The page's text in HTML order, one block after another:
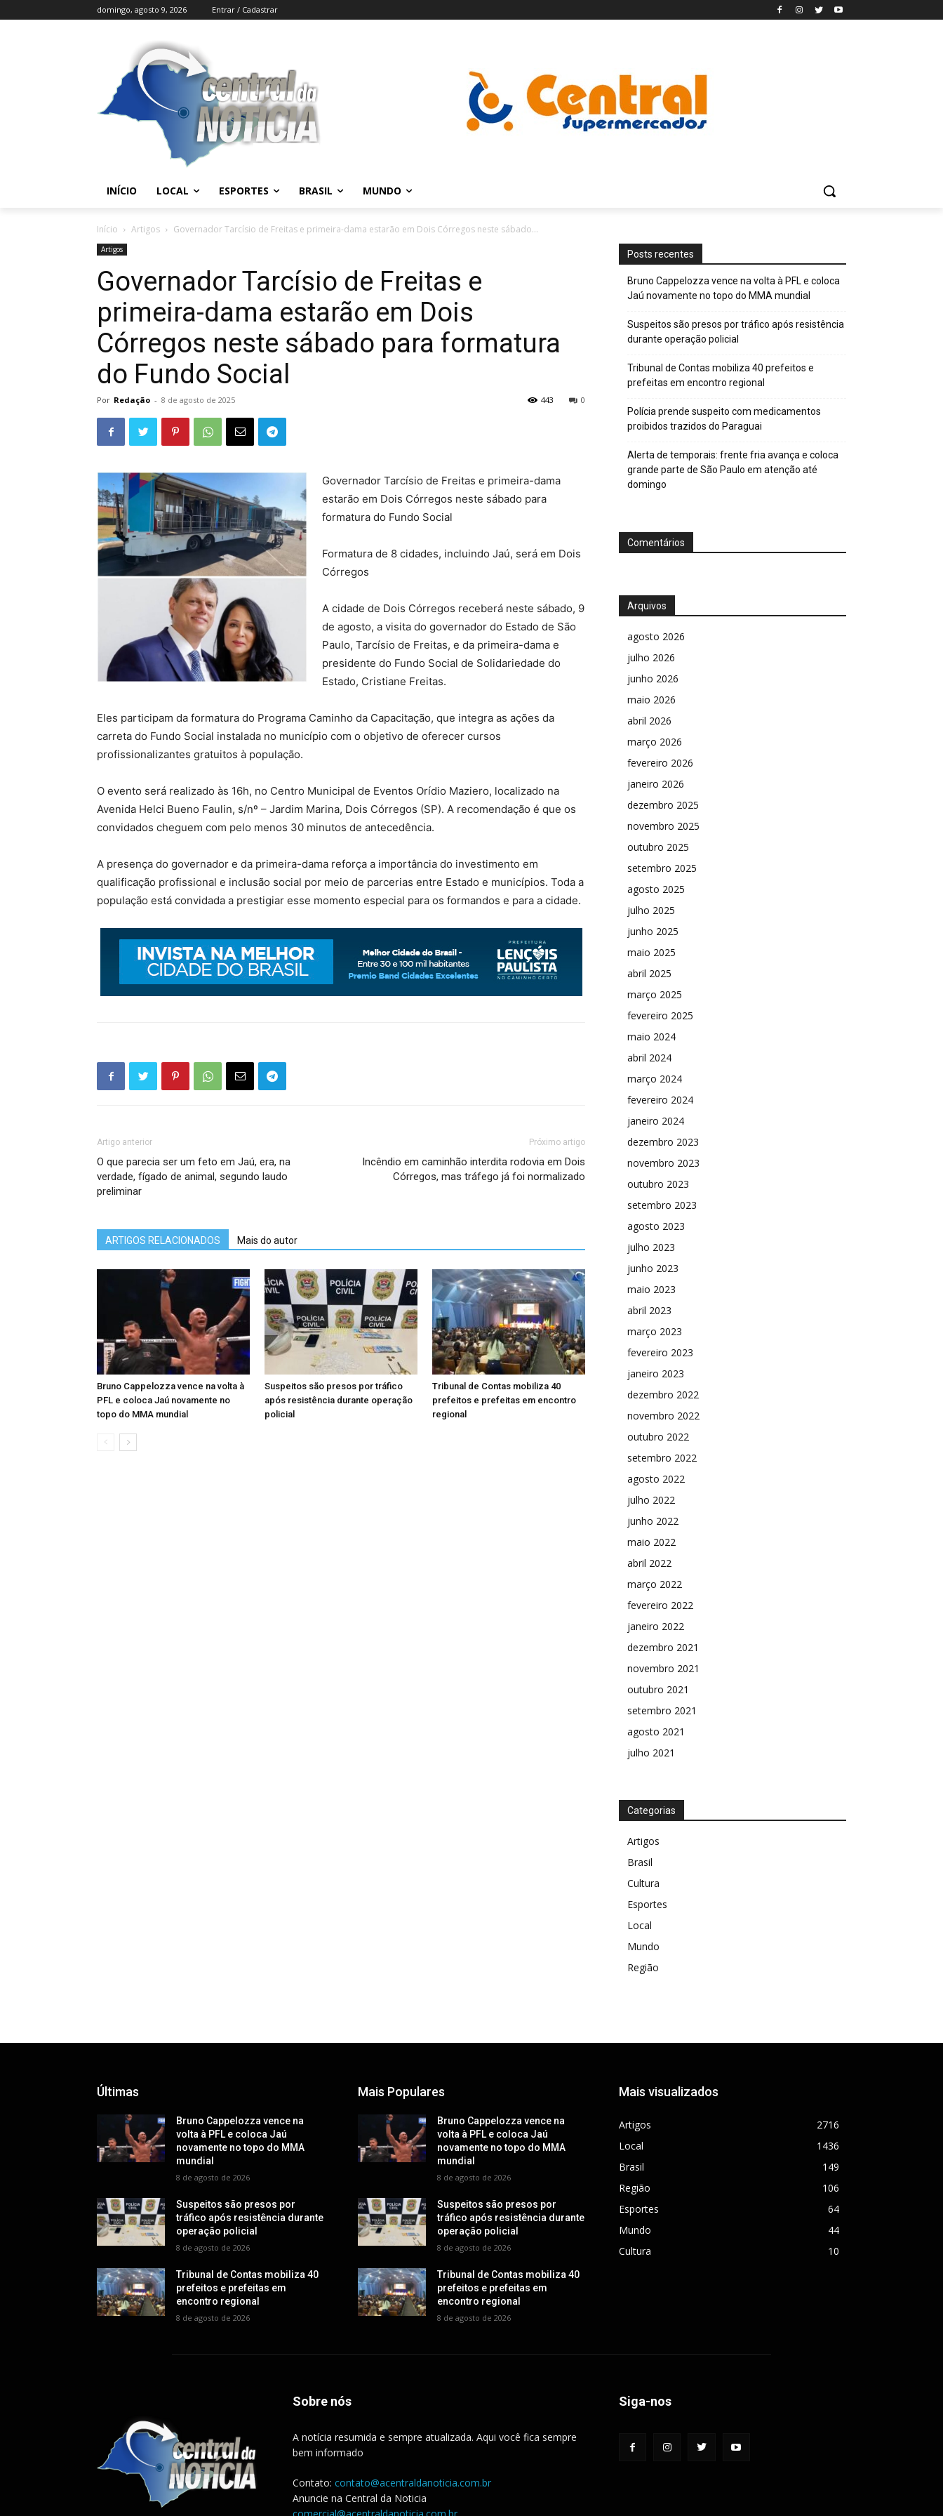
domingo, agosto 9, 2026 Entrar / Cadastrar
INÍCIO LOCAL ESPORTES BRASIL MUNDO
Início Artigos Governador Tarcísio de Freitas e primeira-dama estarão em Dois Córregos neste sábado...
Artigos
Governador Tarcísio de Freitas e
primeira-dama estarão em Dois
Córregos neste sábado para formatura
do Fundo Social
Por Redação - 8 de agosto de 2025 0
443
Governador Tarcísio de Freitas e primeira-dama
estarão em Dois Córregos neste sábado para
formatura do Fundo Social
Formatura de 8 cidades, incluindo Jaú, será em Dois
Córregos
A cidade de Dois Córregos receberá neste sábado, 9
de agosto, a visita do governador do Estado de São
Paulo, Tarcísio de Freitas, e da primeira-dama e
presidente do Fundo Social de Solidariedade do
Estado, Cristiane Freitas.
Eles participam da formatura do Programa Caminho da Capacitação, que integra as ações da
carreta do Fundo Social instalada no município com o objetivo de oferecer cursos
profissionalizantes gratuitos à população.
O evento será realizado às 16h, no Centro Municipal de Eventos Orídio Maziero, localizado na
Avenida Helci Bueno Faulin, s/nº – Jardim Marina, Dois Córregos (SP). A recomendação é que os
convidados cheguem com pelo menos 30 minutos de antecedência.
A presença do governador e da primeira-dama reforça a importância do investimento em
qualificação profissional e inclusão social por meio de parcerias entre Estado e municípios. Toda a
população está convidada a prestigiar esse momento especial para os formandos e para a cidade.
Artigo anterior
O que parecia ser um feto em Jaú, era, na
verdade, fígado de animal, segundo laudo
preliminar
Próximo artigo
Incêndio em caminhão interdita rodovia em Dois
Córregos, mas tráfego já foi normalizado
ARTIGOS RELACIONADOS Mais do autor
Bruno Cappelozza vence na volta à
PFL e coloca Jaú novamente no
topo do MMA mundial
Suspeitos são presos por tráfico
após resistência durante operação
policial
Tribunal de Contas mobiliza 40
prefeitos e prefeitas em encontro
regional
Posts recentes
Bruno Cappelozza vence na volta à PFL e coloca
Jaú novamente no topo do MMA mundial
Suspeitos são presos por tráfico após resistência
durante operação policial
Tribunal de Contas mobiliza 40 prefeitos e
prefeitas em encontro regional
Polícia prende suspeito com medicamentos
proibidos trazidos do Paraguai
Alerta de temporais: frente fria avança e coloca
grande parte de São Paulo em atenção até
domingo
Comentários
Arquivos
agosto 2026
julho 2026
junho 2026
maio 2026
abril 2026
março 2026
fevereiro 2026
janeiro 2026
dezembro 2025
novembro 2025
outubro 2025
setembro 2025
agosto 2025
julho 2025
junho 2025
maio 2025
abril 2025
março 2025
fevereiro 2025
maio 2024
abril 2024
março 2024
fevereiro 2024
janeiro 2024
dezembro 2023
novembro 2023
outubro 2023
setembro 2023
agosto 2023
julho 2023
junho 2023
maio 2023
abril 2023
março 2023
fevereiro 2023
janeiro 2023
dezembro 2022
novembro 2022
outubro 2022
setembro 2022
agosto 2022
julho 2022
junho 2022
maio 2022
abril 2022
março 2022
fevereiro 2022
janeiro 2022
dezembro 2021
novembro 2021
outubro 2021
setembro 2021
agosto 2021
julho 2021
Categorias
Artigos
Brasil
Cultura
Esportes
Local
Mundo
Região
Últimas
Bruno Cappelozza vence na
volta à PFL e coloca Jaú
novamente no topo do MMA
mundial
8 de agosto de 2026
Suspeitos são presos por
tráfico após resistência durante
operação policial
8 de agosto de 2026
Tribunal de Contas mobiliza 40
prefeitos e prefeitas em
encontro regional
8 de agosto de 2026
Mais Populares
Bruno Cappelozza vence na
volta à PFL e coloca Jaú
novamente no topo do MMA
mundial
8 de agosto de 2026
Suspeitos são presos por
tráfico após resistência durante
operação policial
8 de agosto de 2026
Tribunal de Contas mobiliza 40
prefeitos e prefeitas em
encontro regional
8 de agosto de 2026
Mais visualizados
Artigos
2716
Local
1436
Brasil
149
Região
106
Esportes
64
Mundo
44
Cultura
10
Sobre nós
A notícia resumida e sempre atualizada. Aqui você fica sempre
bem informado
Contato: contato@acentraldanoticia.com.br
Anuncie na Central da Noticia
Siga-nos